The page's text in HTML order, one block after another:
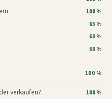
100 %
65 %
60 %
60 %
100 %
verkaufen? 100 %